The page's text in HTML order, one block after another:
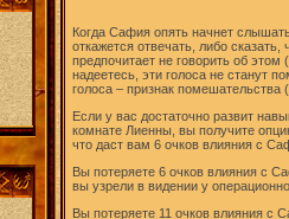
Когда Сафия опять начнет
откажется отвечать, либо
предпочитает не говорить об
надеетесь, эти голоса не станут
голоса – признак
Если у вас достаточно развит
комнате Лиенны, вы получите
что даст вам 6 очков влияния с
Вы потеряете 6 очков влияния с
вы узрели в видении у
Вы потеряете 11 очков влияния с